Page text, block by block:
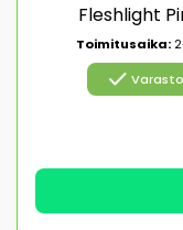
Fleshlight
Toimitusaika:
check